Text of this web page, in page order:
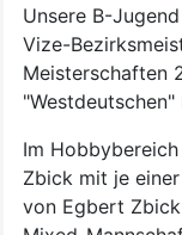
Unsere B-
Vize-
Meisterschaften
"Westdeutschen"
Im
Zbick mit je
von Egbert